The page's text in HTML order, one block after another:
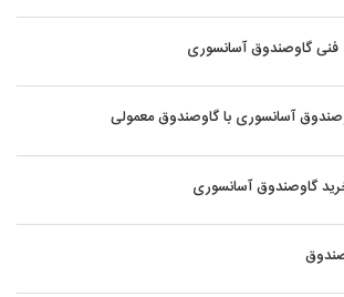
گاوصندوق آسانسوری
آسانسوری با گاوصندوق معمولی
گاوصندوق آسانسوری